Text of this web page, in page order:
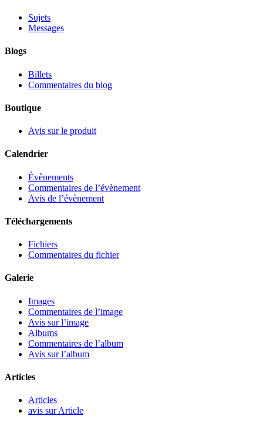
Sujets
Messages
Blogs
Billets
Commentaires du blog
Boutique
Avis sur le produit
Calendrier
Évènements
Commentaires de l’évènement
Avis de l’évènement
Téléchargements
Fichiers
Commentaires du fichier
Galerie
Images
Commentaires de l’image
Avis sur l’image
Albums
Commentaires de l’album
Avis sur l’album
Articles
Articles
avis sur Article